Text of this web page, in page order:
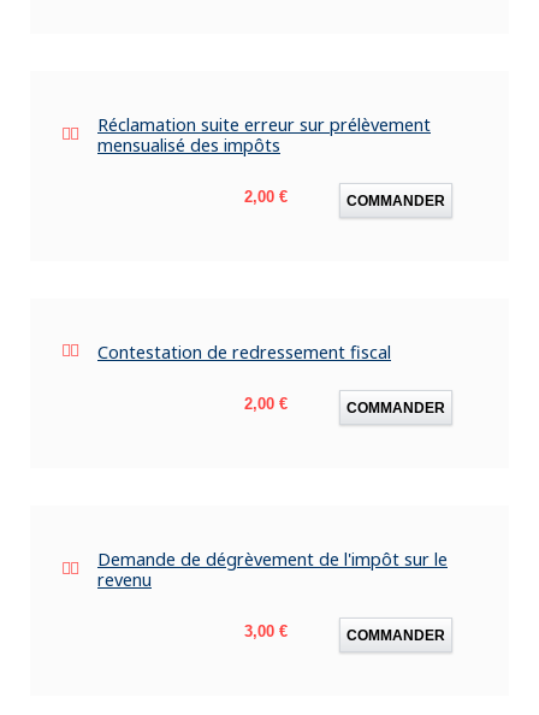
Réclamation suite erreur sur prélèvement
mensualisé des impôts
Prix
2,00 € COMMANDER
Contestation de redressement fiscal
Prix
2,00 € COMMANDER
Demande de dégrèvement de l'impôt sur le
revenu
Prix
3,00 € COMMANDER